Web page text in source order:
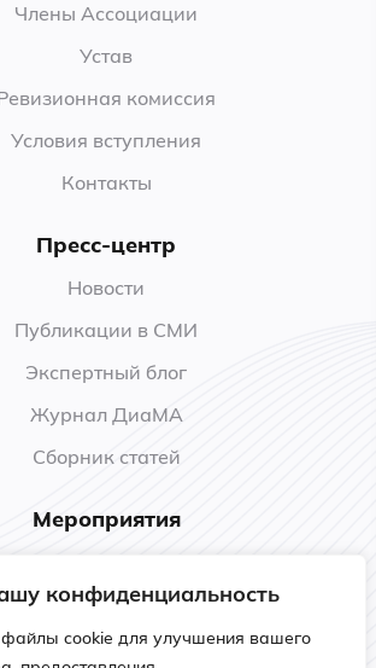
конфиденциальность
cookie для улучшения вашего
Члены Ассоциации
Устав
комиссия
Условия вступления
Контакты
Пресс-центр
Новости
Публикации в СМИ
Экспертный блог
Журнал ДиаМА
Сборник статей
Мероприятия
Анонсы
мероприятия
Обучение